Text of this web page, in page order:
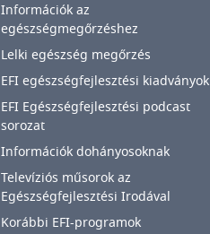
Információk az
egészségmegőrzéshez
Lelki egészség megőrzés
EFI egészségfejlesztési kiadványok
EFI Egészségfejlesztési podcast
sorozat
Információk dohányosoknak
Televíziós műsorok az
Egészségfejlesztési Irodával
Korábbi EFI-programok